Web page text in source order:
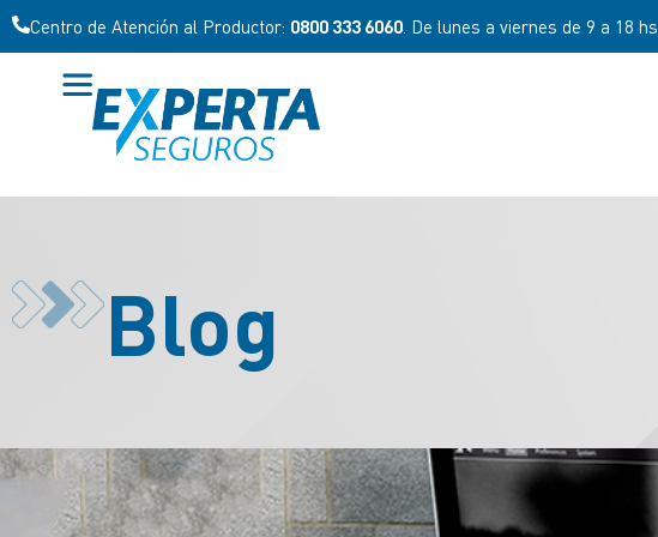
Centro de Atención al Productor: 0800 333 6060 . De lunes a viernes de 9 a 18 hs.
Blog